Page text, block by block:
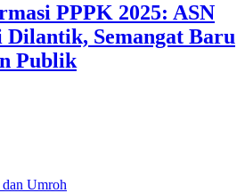
PPPK 2025: ASN
Dilantik, Semangat Baru
Publik
Umroh